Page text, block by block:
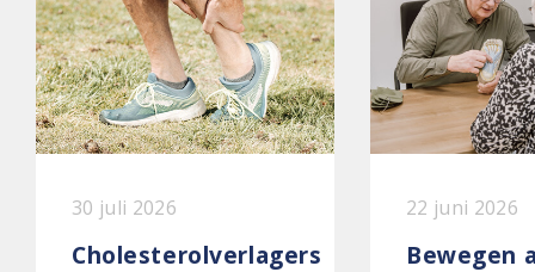
30 juli 2026
Cholesterolverlagers
22 juni 2026
Bewegen